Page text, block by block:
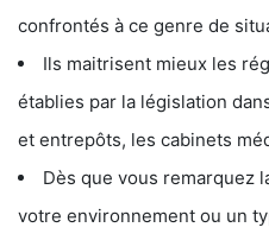
confrontés à ce genre de
Ils maitrisent mieux les
établies par la législation
et entrepôts, les cabinets
Dès que vous remarquez
votre environnement ou un